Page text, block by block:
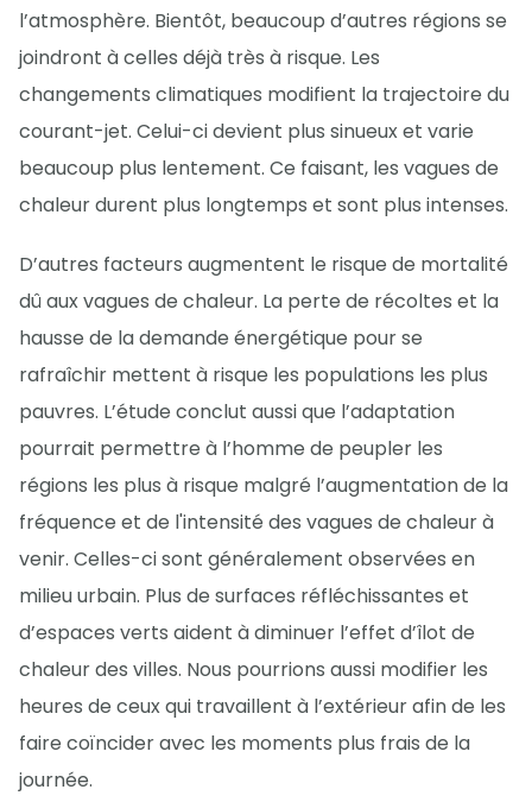
l’atmosphère. Bientôt, beaucoup d’autres régions se
joindront à celles déjà très à risque. Les
changements climatiques modifient la trajectoire du
courant-jet. Celui-ci devient plus sinueux et varie
beaucoup plus lentement. Ce faisant, les vagues de
chaleur durent plus longtemps et sont plus intenses.
D’autres facteurs augmentent le risque de mortalité
dû aux vagues de chaleur. La perte de récoltes et la
hausse de la demande énergétique pour se
rafraîchir mettent à risque les populations les plus
pauvres. L’étude conclut aussi que l’adaptation
pourrait permettre à l’homme de peupler les
régions les plus à risque malgré l’augmentation de la
fréquence et de l'intensité des vagues de chaleur à
venir. Celles-ci sont généralement observées en
milieu urbain. Plus de surfaces réfléchissantes et
d’espaces verts aident à diminuer l’effet d’îlot de
chaleur des villes. Nous pourrions aussi modifier les
heures de ceux qui travaillent à l’extérieur afin de les
faire coïncider avec les moments plus frais de la
journée.